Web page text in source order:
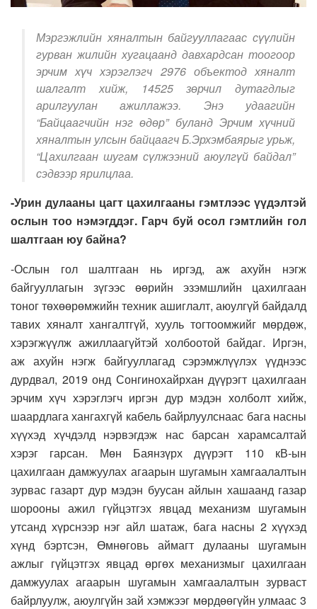
Мэргэжлийн хяналтын байгууллагаас сүүлийн
гурван жилийн хугацаанд давхардсан тоогоор
эрчим хүч хэрэглэгч 2976 объектод хяналт
шалгалт хийж, 14525 зөрчил дутагдлыг
арилгуулан ажиллажээ. Энэ удаагийн
“Байцаагчийн нэг өдөр” буланд Эрчим хүчний
хяналтын улсын байцаагч Б.Эрхэмбаярыг урьж,
“Цахилгаан шугам сүлжээний аюулгүй байдал”
сэдвээр ярилцлаа.
-Урин дулааны цагт цахилгааны гэмтлээс үүдэлтэй
ослын тоо нэмэгддэг. Гарч буй осол гэмтлийн гол
шалтгаан юу байна?
-Ослын гол шалтгаан нь иргэд, аж ахуйн нэгж
байгууллагын зүгээс өөрийн эзэмшлийн цахилгаан
тоног төхөөрөмжийн техник ашиглалт, аюулгүй байдалд
тавих хяналт хангалтгүй, хууль тогтоомжийг мөрдөж,
хэрэгжүүлж ажиллаагүйтэй холбоотой байдаг. Иргэн,
аж ахуйн нэгж байгууллагад сэрэмжлүүлэх үүднээс
дурдвал, 2019 онд Сонгинохайрхан дүүрэгт цахилгаан
эрчим хүч хэрэглэгч иргэн дур мэдэн холболт хийж,
шаардлага хангахгүй кабель байрлуулснаас бага насны
хүүхэд хүчдэлд нэрвэгдэж нас барсан харамсалтай
хэрэг гарсан. Мөн Баянзүрх дүүрэгт 110 кВ-ын
цахилгаан дамжуулах агаарын шугамын хамгаалалтын
зурвас газарт дур мэдэн буусан айлын хашаанд газар
шорооны ажил гүйцэтгэх явцад механизм шугамын
утсанд хүрснээр нэг айл шатаж, бага насны 2 хүүхэд
хүнд бэртсэн, Өмнөговь аймагт дулааны шугамын
ажлыг гүйцэтгэх явцад өргөх механизмыг цахилгаан
дамжуулах агаарын шугамын хамгаалалтын зурваст
байрлуулж, аюулгүйн зай хэмжээг мөрдөөгүйн улмаас 3